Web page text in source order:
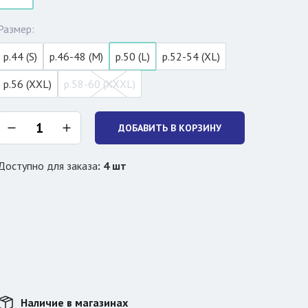
р.44 (S)
р.46-48 (M) р.50 (L)
р.52-54 (XL)
р.56 (XXL)
р.58-60 (XXXL)
ДОБАВИТЬ В КОРЗИНУ
для заказа: 4шт
Наличие в магазинах